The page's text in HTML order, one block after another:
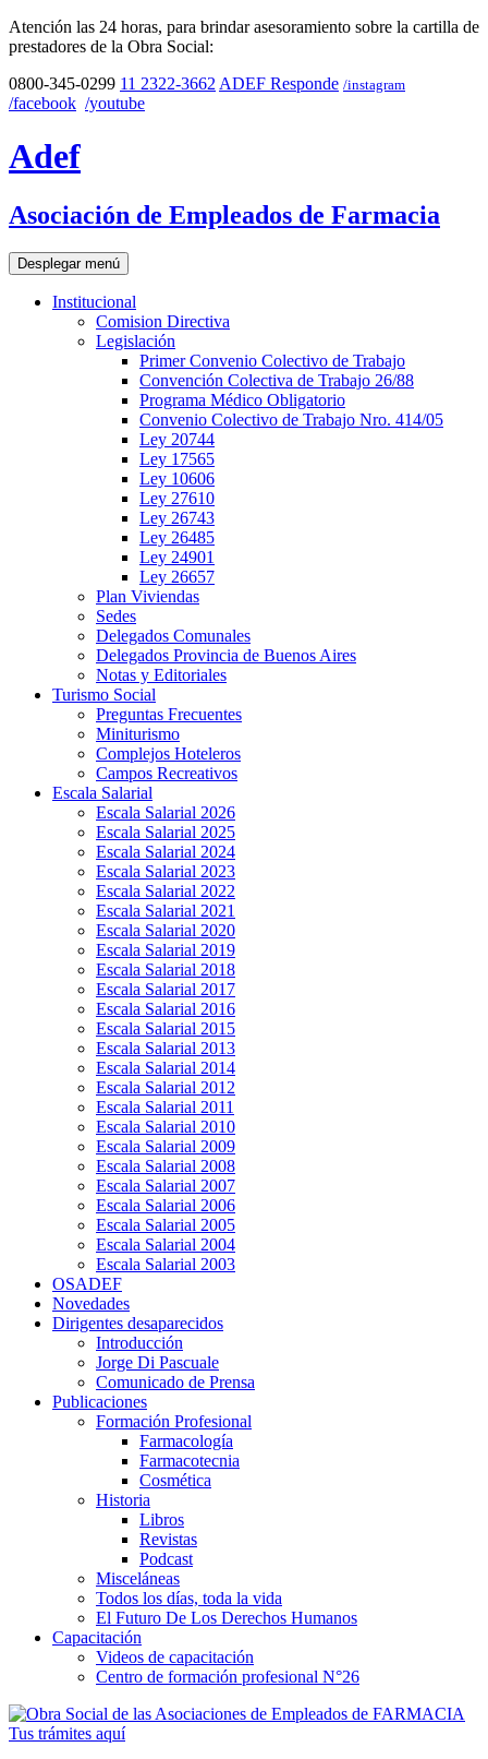
Atención las 24 horas, para brindar asesoramiento sobre la cartilla de
prestadores de la Obra Social:
0800-345-0299 11 2322-3662 ADEF Responde /instagram
/facebook /youtube
Adef
Asociación de Empleados de Farmacia
Desplegar menú
Institucional
Comision Directiva
Legislación
Primer Convenio Colectivo de Trabajo
Convención Colectiva de Trabajo 26/88
Programa Médico Obligatorio
Convenio Colectivo de Trabajo Nro. 414/05
Ley 20744
Ley 17565
Ley 10606
Ley 27610
Ley 26743
Ley 26485
Ley 24901
Ley 26657
Plan Viviendas
Sedes
Delegados Comunales
Delegados Provincia de Buenos Aires
Notas y Editoriales
Turismo Social
Preguntas Frecuentes
Miniturismo
Complejos Hoteleros
Campos Recreativos
Escala Salarial
Escala Salarial 2026
Escala Salarial 2025
Escala Salarial 2024
Escala Salarial 2023
Escala Salarial 2022
Escala Salarial 2021
Escala Salarial 2020
Escala Salarial 2019
Escala Salarial 2018
Escala Salarial 2017
Escala Salarial 2016
Escala Salarial 2015
Escala Salarial 2013
Escala Salarial 2014
Escala Salarial 2012
Escala Salarial 2011
Escala Salarial 2010
Escala Salarial 2009
Escala Salarial 2008
Escala Salarial 2007
Escala Salarial 2006
Escala Salarial 2005
Escala Salarial 2004
Escala Salarial 2003
OSADEF
Novedades
Dirigentes desaparecidos
Introducción
Jorge Di Pascuale
Comunicado de Prensa
Publicaciones
Formación Profesional
Farmacología
Farmacotecnia
Cosmética
Historia
Libros
Revistas
Podcast
Misceláneas
Todos los días, toda la vida
El Futuro De Los Derechos Humanos
Capacitación
Videos de capacitación
Centro de formación profesional N°26
Tus trámites aquí